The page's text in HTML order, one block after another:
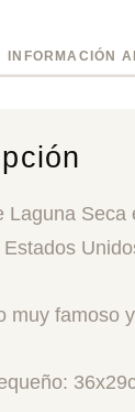
INFORMACIÓN
Laguna
muy famoso